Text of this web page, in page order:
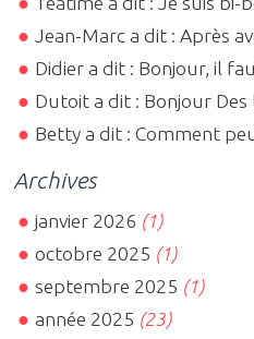
Jean-Marc a dit : Après
Didier a dit : Bonjour, il
Dutoit a dit : Bonjour
Betty a dit : Comment
Archives
janvier 2026 (1)
octobre 2025 (1)
septembre 2025 (1)
année 2025 (23)